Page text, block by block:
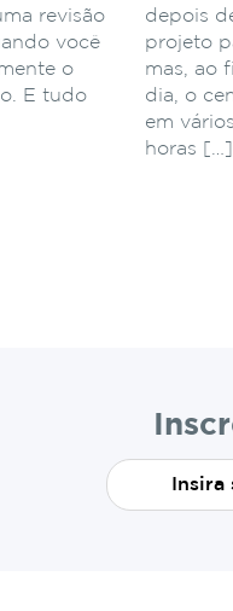
revisão
você
o
E tudo
depois
projeto
mas, ao
dia, o
em
horas […]